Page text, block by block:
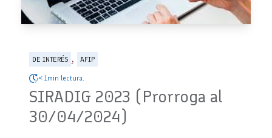
DE INTERÉS , AFIP
< 1min lectura.
SIRADIG 2023 (Prorroga al
30/04/2024)